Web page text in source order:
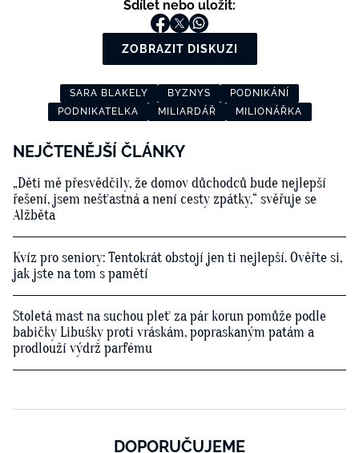
Sdílet nebo uložit:
ZOBRAZIT DISKUZI
SARA BLAKELY BYZNYS
PODNIKÁNÍ
PODNIKATELKA
MILIARDÁŘ MILIONÁŘKA
NEJČTENĚJŠÍ ČLÁNKY
„Děti mě přesvědčily, že domov důchodců bude nejlepší
řešení, jsem nešťastná a není cesty zpátky,“ svěřuje se
Alžběta
Kvíz pro seniory: Tentokrát obstojí jen ti nejlepší. Ověřte si,
jak jste na tom s pamětí
Stoletá mast na suchou pleť za pár korun pomůže podle
babičky Libušky proti vráskám, popraskaným patám a
prodlouží výdrž parfému
DOPORUČUJEME